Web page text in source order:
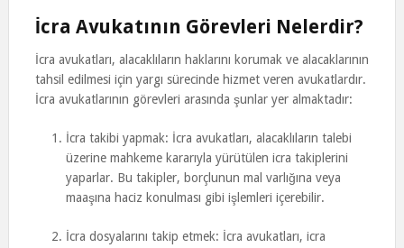
İcra Avukatının Görevleri Nelerdir?
İcra avukatları, alacaklıların haklarını korumak ve alacaklarının
tahsil edilmesi için yargı sürecinde hizmet veren avukatlardır.
İcra avukatlarının görevleri arasında şunlar yer almaktadır:
İcra takibi yapmak: İcra avukatları, alacaklıların talebi
üzerine mahkeme kararıyla yürütülen icra takiplerini
yaparlar. Bu takipler, borçlunun mal varlığına veya
maaşına haciz konulması gibi işlemleri içerebilir.
İcra dosyalarını takip etmek: İcra avukatları, icra